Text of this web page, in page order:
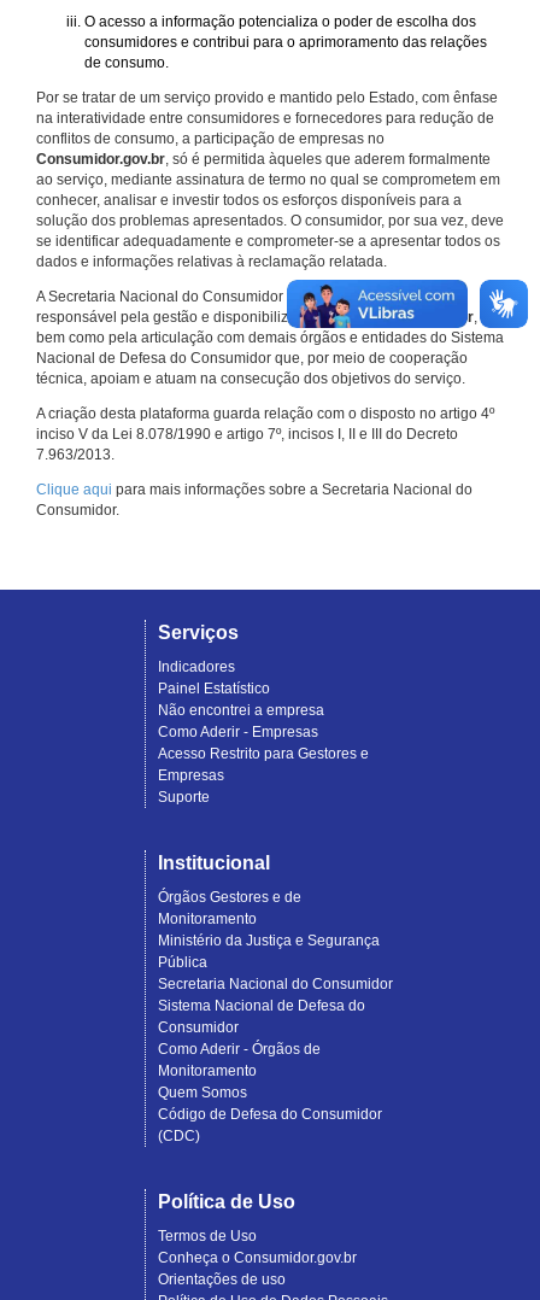
O acesso a informação potencializa o poder de escolha dos
consumidores e contribui para o aprimoramento das relações
de consumo.
Por se tratar de um serviço provido e mantido pelo Estado, com ênfase
na interatividade entre consumidores e fornecedores para redução de
conflitos de consumo, a participação de empresas no
Consumidor.gov.br, só é permitida àqueles que aderem formalmente
ao serviço, mediante assinatura de termo no qual se comprometem em
conhecer, analisar e investir todos os esforços disponíveis para a
solução dos problemas apresentados. O consumidor, por sua vez, deve
se identificar adequadamente e comprometer-se a apresentar todos os
dados e informações relativas à reclamação relatada.
A Secretaria Nacional do Consumidor do Ministério da Justiça é a
responsável pela gestão e disponibilização doConsumidor.gov.br,
bem como pela articulação com demais órgãos e entidades do Sistema
Nacional de Defesa do Consumidor que, por meio de cooperação
técnica, apoiam e atuam na consecução dos objetivos do serviço.
A criação desta plataforma guarda relação com o disposto no artigo 4º
inciso V da Lei 8.078/1990 e artigo 7º, incisos I, II e III do Decreto
7.963/2013.
Clique aqui para mais informações sobre a Secretaria Nacional do
Consumidor.
Serviços
Indicadores
Painel Estatístico
Não encontrei a empresa
Como Aderir - Empresas
Acesso Restrito para Gestores e
Empresas
Suporte
Institucional
Órgãos Gestores e de
Monitoramento
Ministério da Justiça e Segurança
Pública
Secretaria Nacional do Consumidor
Sistema Nacional de Defesa do
Consumidor
Como Aderir - Órgãos de
Monitoramento
Quem Somos
Código de Defesa do Consumidor
(CDC)
Política de Uso
Termos de Uso
Conheça o Consumidor.gov.br
Orientações de uso